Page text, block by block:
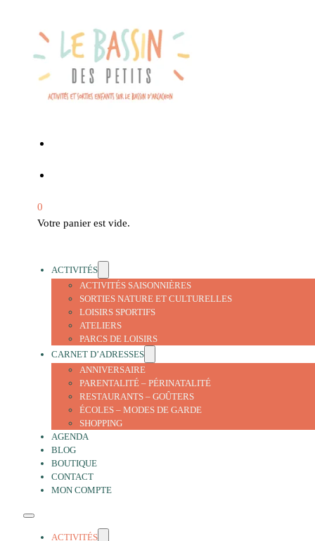
0
Votre panier est vide.
ACTIVITÉS
ACTIVITÉS SAISONNIÈRES
SORTIES NATURE ET CULTURELLES
LOISIRS SPORTIFS
ATELIERS
PARCS DE LOISIRS
CARNET D’ADRESSES
ANNIVERSAIRE
PARENTALITÉ – PÉRINATALITÉ
RESTAURANTS – GOÛTERS
ÉCOLES – MODES DE GARDE
SHOPPING
AGENDA
BLOG
BOUTIQUE
CONTACT
MON COMPTE
ACTIVITÉS